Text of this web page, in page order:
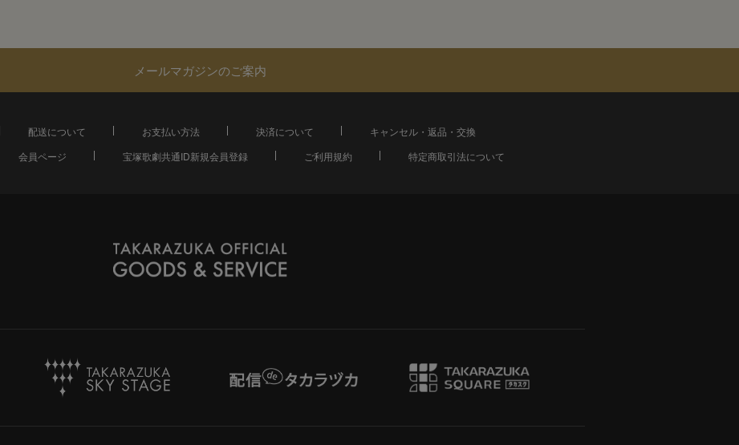
メールマガジンのご案内
配送について お支払い方法 決済について
キャンセル・返品・交換
会員ページ 宝塚歌劇共通ID新規会員登録 ご利用規約 特定商取引法について